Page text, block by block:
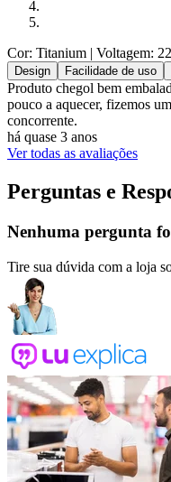
Cor: Titanium | Voltagem:
Design Facilidade de uso
Produto chegol bem
pouco a aquecer, fizemos
concorrente.
há quase 3 anos
Ver todas as avaliações
Perguntas e
Nenhuma pergunta
Tire sua dúvida com a loja